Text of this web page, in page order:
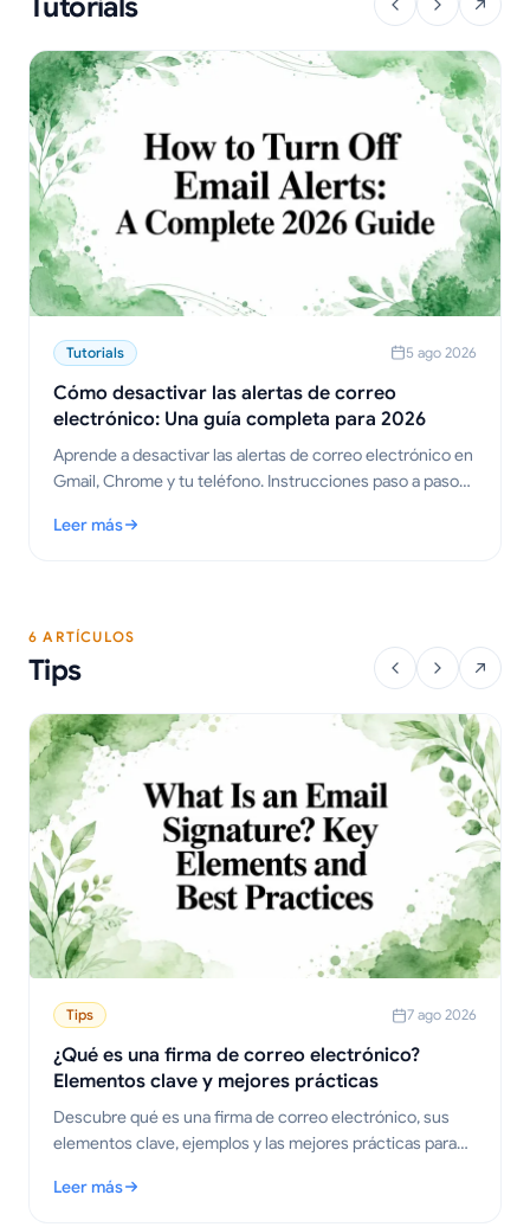
Tutorials 5 ago 2026
Cómo desactivar las alertas de correo
electrónico: Una guía completa para 2026
Aprende a desactivar las alertas de correo electrónico en
Gmail, Chrome y tu teléfono. Instrucciones paso a paso
para solucionar problemas.
Leer más
: Cómo desactivar las alertas de correo electrónico: Una guía
6 ARTÍCULOS
Tips
Tips 7 ago 2026
¿Qué es una firma de correo electrónico?
Elementos clave y mejores prácticas
Descubre qué es una firma de correo electrónico, sus
elementos clave, ejemplos y las mejores prácticas para
Leer más
: ¿Qué es una firma de correo electrónico? Elementos clave y